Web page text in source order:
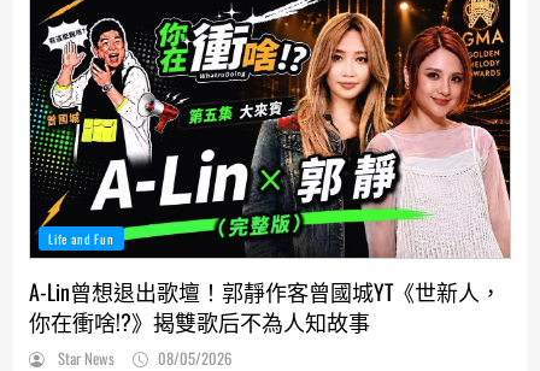
Life and Fun
A-Lin曾想退出歌壇！郭靜作客曾國城YT《世新人，
你在衝啥!?》揭雙歌后不為人知故事
Star News 08/05/2026